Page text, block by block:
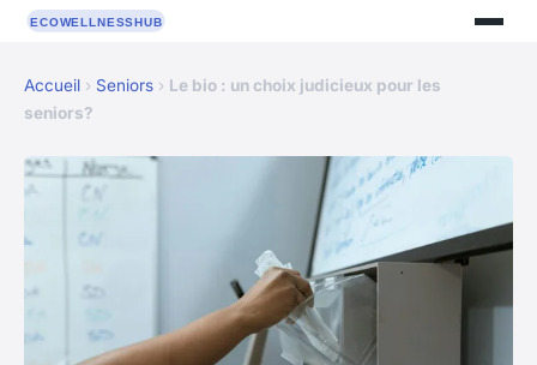
Accueil › Seniors › Le bio : un choix judicieux pour les
seniors?